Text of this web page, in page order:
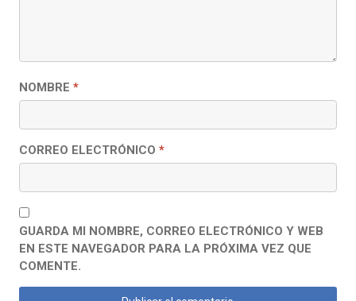
NOMBRE *
CORREO ELECTRÓNICO *
GUARDA MI NOMBRE, CORREO ELECTRÓNICO Y WEB
EN ESTE NAVEGADOR PARA LA PRÓXIMA VEZ QUE
COMENTE.